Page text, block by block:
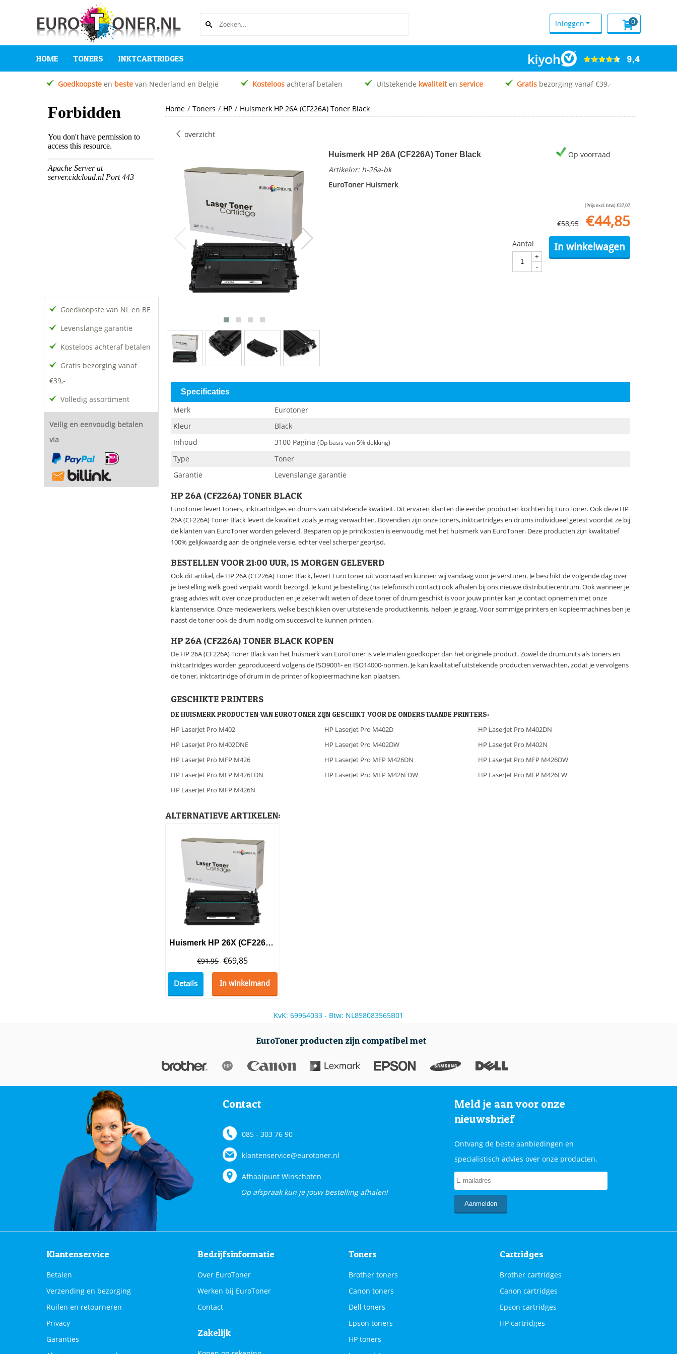
0
Inloggen
HOME TONERS INKTCARTRIDGES
Goedkoopste en beste van Nederland en België Kosteloos achteraf betalen Uitstekende kwaliteiten service Gratis bezorging vanaf €39,-
Goedkoopste van NL en BE
Levenslange garantie
Kosteloos achteraf betalen
Gratis bezorging vanaf
€39,-
Volledig assortiment
Veilig en eenvoudig betalen
via
Home / Toners / HP / Huismerk HP 26A (CF226A) Toner Black
overzicht
Huismerk HP 26A (CF226A) Toner Black
Artikelnr: h-26a-bk
Op voorraad
EuroToner Huismerk
(Prijs excl. btw)€37,07
€58,95 €44,85
Aantal
+
-
In winkelwagen
Specificaties
Merk
Eurotoner
Kleur
Black
Inhoud
3100 Pagina (Op basis van 5% dekking)
Type
Toner
Garantie
Levenslange garantie
HP 26A (CF226A) TONER BLACK
EuroToner levert toners, inktcartridges en drums van uitstekende kwaliteit. Dit ervaren klanten die eerder producten kochten bij EuroToner. Ook deze HP
26A (CF226A) Toner Black levert de kwaliteit zoals je mag verwachten. Bovendien zijn onze toners, inktcartridges en drums individueel getest voordat ze bij
de klanten van EuroToner worden geleverd. Besparen op je printkosten is eenvoudig met het huismerk van EuroToner. Deze producten zijn kwalitatief
100% gelijkwaardig aan de originele versie, echter veel scherper geprijsd.
BESTELLEN VOOR 21:00 UUR, IS MORGEN GELEVERD
Ook dit artikel, de HP 26A (CF226A) Toner Black, levert EuroToner uit voorraad en kunnen wij vandaag voor je versturen. Je beschikt de volgende dag over
je bestelling welk goed verpakt wordt bezorgd. Je kunt je bestelling (na telefonisch contact) ook afhalen bij ons nieuwe distributiecentrum. Ook wanneer je
graag advies wilt over onze producten en je zeker wilt weten of deze toner of drum geschikt is voor jouw printer kan je contact opnemen met onze
klantenservice. Onze medewerkers, welke beschikken over uitstekende productkennis, helpen je graag. Voor sommige printers en kopieermachines ben je
naast de toner ook de drum nodig om succesvol te kunnen printen.
HP 26A (CF226A) TONER BLACK KOPEN
De HP 26A (CF226A) Toner Black van het huismerk van EuroToner is vele malen goedkoper dan het originele product. Zowel de drumunits als toners en
inktcartridges worden geproduceerd volgens de ISO9001- en ISO14000-normen. Je kan kwalitatief uitstekende producten verwachten, zodat je vervolgens
de toner, inktcartridge of drum in de printer of kopieermachine kan plaatsen.
GESCHIKTE PRINTERS
DE HUISMERK PRODUCTEN VAN EUROTONER ZIJN GESCHIKT VOOR DE ONDERSTAANDE PRINTERS:
HP LaserJet Pro M402 HP LaserJet Pro M402D
HP LaserJet Pro M402DN
HP LaserJet Pro M402DNE
HP LaserJet Pro M402DW
HP LaserJet Pro M402N
HP LaserJet Pro MFP M426
HP LaserJet Pro MFP M426DN
HP LaserJet Pro MFP M426DW
HP LaserJet Pro MFP M426FDN
HP LaserJet Pro MFP M426FDW
HP LaserJet Pro MFP M426FW
HP LaserJet Pro MFP M426N
ALTERNATIEVE ARTIKELEN:
Huismerk HP 26X (CF226X) Toner Black Hoge Capaciteit
€91,95 €69,85
Details In winkelmand
KvK: 69964033 - Btw: NL858083565B01
EuroToner producten zijn compatibel met
Contact
085 - 303 76 90
klantenservice@eurotoner.nl
Afhaalpunt Winschoten
Op afspraak kun je jouw bestelling afhalen!
Meld je aan voor onze
nieuwsbrief
Ontvang de beste aanbiedingen en
specialistisch advies over onze producten.
Klantenservice
Betalen
Verzending en bezorging
Ruilen en retourneren
Privacy
Garanties
Bedrijfsinformatie
Over EuroToner
Werken bij EuroToner
Contact
Zakelijk
Toners
Brother toners
Canon toners
Dell toners
Epson toners
HP toners
Cartridges
Brother cartridges
Canon cartridges
Epson cartridges
HP cartridges